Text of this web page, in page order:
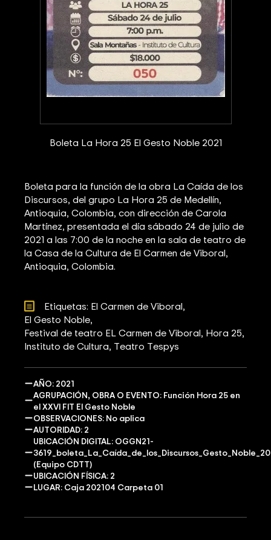
Boleta La Hora 25 El Gesto Noble 2021
Boleta para la función de la obra La Caída de los
Discursos, del grupo La Hora 25 de Medellín,
Antioquia, Colombia, con dirección de Carola
Martínez, presentada el día sábado 24 de julio de
2021 a las 7:00 de la noche en la sala de teatro de
la Casa de la Cultura de El Carmen de Viboral,
Antioquia, Colombia.
Etiquetas: El Carmen de Viboral
El Gesto Noble
Festival de teatro EL Carmen de Viboral Hora 25
Instituto de Cultura Teatro Tespys
AÑO: 2021
AGRUPACIÓN, OBRA O EVENTO: Función Hora 25 en
el XXVI FIT El Gesto Noble
OBSERVACIONES: No aplica
AUTORIDAD: 2
UBICACIÓN DIGITAL: OGGN21-
(Equipo CDTT)
UBICACIÓN FÍSICA: 2
LUGAR: Caja 202104 Carpeta 01